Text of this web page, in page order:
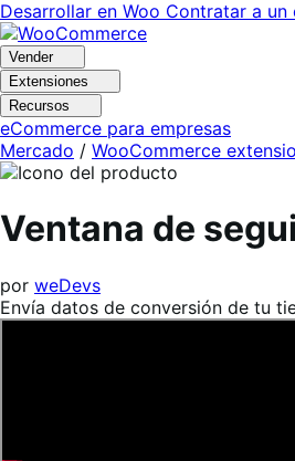
Ir
a
navegación
Saltar
al
contenido
Desarrollar en Woo Contratar a un
Vender
Extensiones
Recursos
eCommerce para empresas
Mercado / WooCommerce
Ventana de
por weDevs
Envía datos de conversión de tu